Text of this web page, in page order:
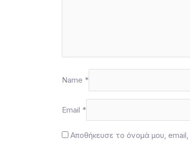
Name *
Email *
Αποθήκευσε το όνομά μου,